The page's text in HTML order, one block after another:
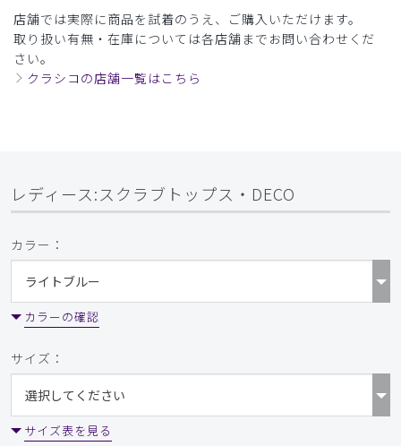
商品：710レディース:スクラブトップス・DECO/ダー
クブラウン/S
役に立った 0
おこ様
購入確認済み
ストレッチ感
厚さ
とても薄い
残念です
商品：710レディース:スクラブトップス・DECO/ダー
クブラウン/S
役に立った
店舗では実際に商品を試着のうえ、ご購入いただけます。
取り扱い有無・在庫については各店舗までお問い合わせくだ
さい。
クラシコの店舗一覧はこちら
レディース:スクラブトップス・DECO
カラー：
カラーの確認
サイズ：
サイズ表を見る